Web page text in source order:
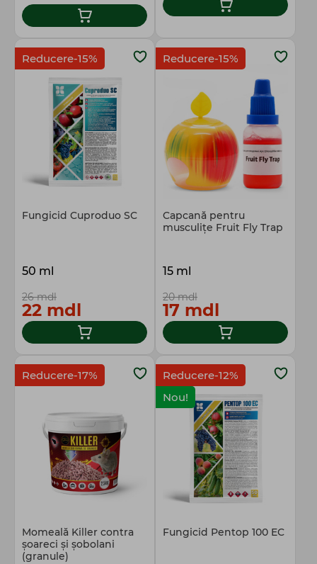
Reducere-15%
Fungicid Cuproduo SC
50 ml
26 mdl
22 mdl
Reducere-15%
Capcană pentru
musculițe Fruit Fly Trap
15 ml
20 mdl
17 mdl
Reducere-17%
Momeală Killer contra
şoareci şi şobolani
(granule)
Reducere-12%
Nou!
Fungicid Pentop 100 EC